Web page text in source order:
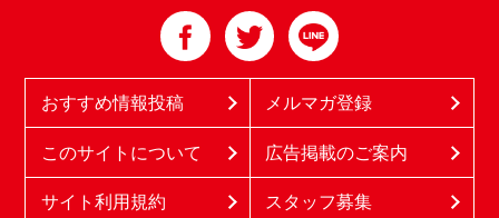
おすすめ情報投稿 メルマガ登録
このサイトについて 広告掲載のご案内
サイト利用規約 スタッフ募集